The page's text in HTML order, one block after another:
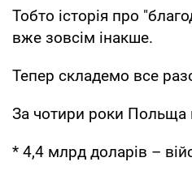
Тобто історія про
вже зовсім інакше.
Тепер складемо все
За чотири роки Польща
* 4,4 млрд доларів –